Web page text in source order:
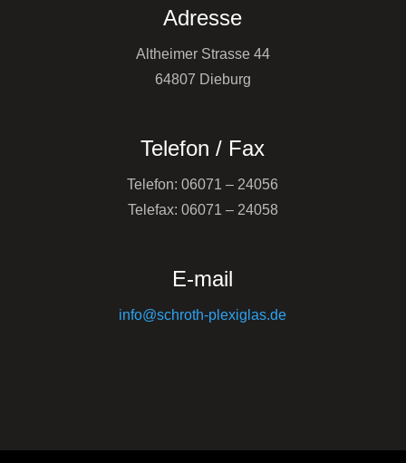
Adresse
Altheimer Strasse 44
64807 Dieburg
Telefon / Fax
Telefon: 06071 – 24056
Telefax: 06071 – 24058
E-mail
info@schroth-plexiglas.de